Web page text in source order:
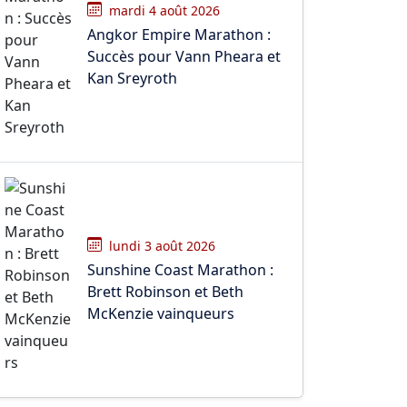
mardi 4 août 2026
Angkor Empire Marathon :
Succès pour Vann Pheara et
Kan Sreyroth
lundi 3 août 2026
Sunshine Coast Marathon :
Brett Robinson et Beth
McKenzie vainqueurs